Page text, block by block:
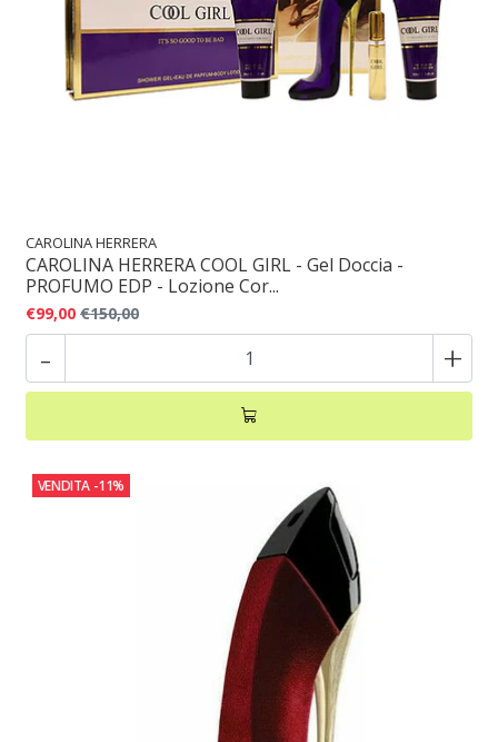
CAROLINA HERRERA
CAROLINA HERRERA COOL GIRL - Gel Doccia -
PROFUMO EDP - Lozione Cor...
€99,00 €150,00
- +
VENDITA -11%